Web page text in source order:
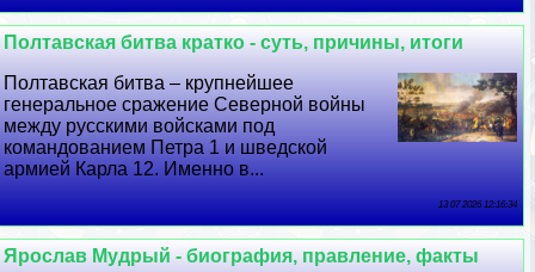
Полтавская битва кратко - суть, причины, итоги
Полтавская битва – крупнейшее
генеральное сражение Северной войны
между русскими войсками под
комaндованием Петра 1 и шведской
армией Карла 12. Именно в...
13 07 2026 12:16:34
Ярослав Мудрый - биография, правление, факты